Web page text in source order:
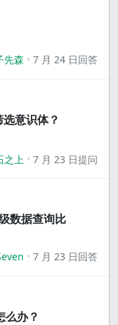
先森 7 月 24 日回答
意识体？
之上
7 月 23 日提问
数据查询比
7 月 23 日回答
办？